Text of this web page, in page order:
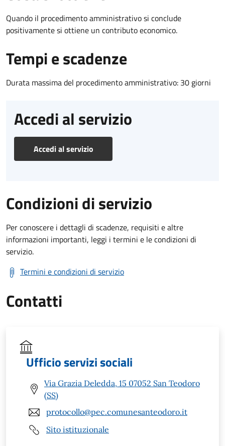
Quando il procedimento amministrativo si conclude
positivamente si ottiene un contributo economico.
Tempi e scadenze
Durata massima del procedimento amministrativo: 30 giorni
Accedi al servizio
Accedi al servizio
Condizioni di servizio
Per conoscere i dettagli di scadenze, requisiti e altre
informazioni importanti, leggi i termini e le condizioni di
servizio.
Termini e condizioni di servizio
Contatti
Ufficio servizi sociali
Via Grazia Deledda, 15 07052 San Teodoro
(SS)
protocollo@pec.comunesanteodoro.it
Sito istituzionale